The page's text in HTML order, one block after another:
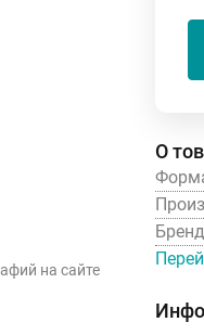
на сайте
О
Бренд